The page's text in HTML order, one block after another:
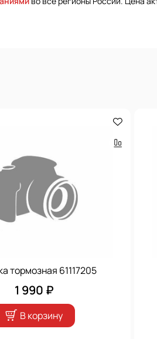
тормозная 61117205
1 990 ₽
В корзину